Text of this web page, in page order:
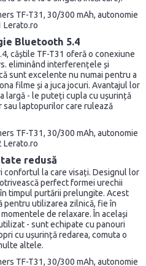
Bluetooth 5.4
căștile TF-T31 oferă o conexiune
eliminând interferențele și
sunt excelente nu numai pentru a
filme și a juca jocuri. Avantajul lor
largă - le puteți cupla cu ușurință
laptopurilor care rulează
redusă
confortul la care visați. Designul lor
perfect formei urechii
timpul purtării prelungite. Acest
pentru utilizarea zilnică, fie în
de relaxare. În același
- sunt echipate cu panouri
cu ușurință redarea, comuta o
altele.